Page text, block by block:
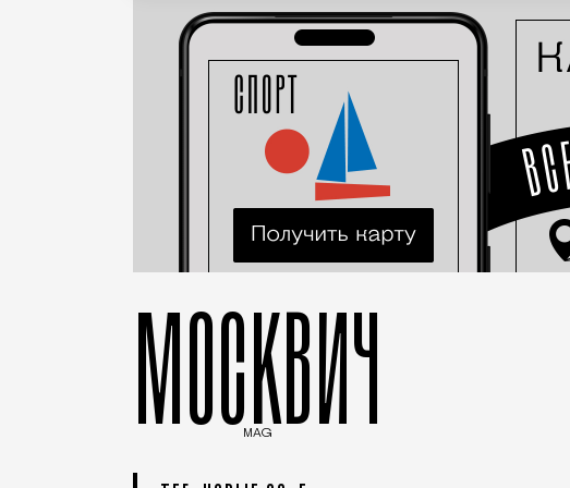
МОСКВИЧ
MAG